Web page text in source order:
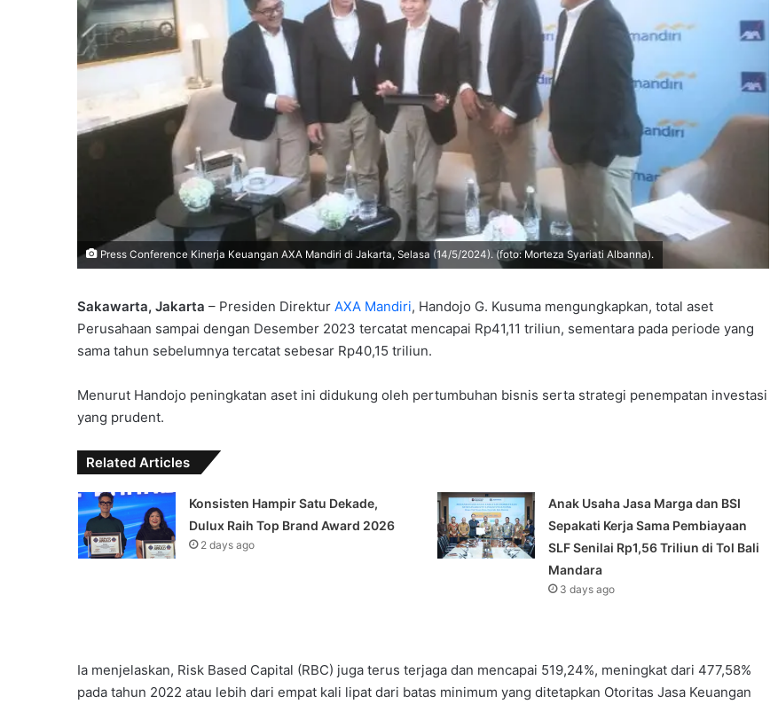
Press Conference Kinerja Keuangan AXA Mandiri di Jakarta, Selasa (14/5/2024). (foto: Morteza Syariati Albanna).
Sakawarta, Jakarta – Presiden Direktur AXA Mandiri, Handojo G. Kusuma mengungkapkan, total aset
Perusahaan sampai dengan Desember 2023 tercatat mencapai Rp41,11 triliun, sementara pada periode yang
sama tahun sebelumnya tercatat sebesar Rp40,15 triliun.
Menurut Handojo peningkatan aset ini didukung oleh pertumbuhan bisnis serta strategi penempatan investasi
yang prudent.
Related Articles
Konsisten Hampir Satu Dekade,
Dulux Raih Top Brand Award 2026
2 days ago
Anak Usaha Jasa Marga dan BSI
Sepakati Kerja Sama Pembiayaan
SLF ‎Senilai Rp1,56 Triliun di Tol Bali
Mandara‎‎
3 days ago
Ia menjelaskan, Risk Based Capital (RBC) juga terus terjaga dan mencapai 519,24%, meningkat dari 477,58%
pada tahun 2022 atau lebih dari empat kali lipat dari batas minimum yang ditetapkan Otoritas Jasa Keuangan